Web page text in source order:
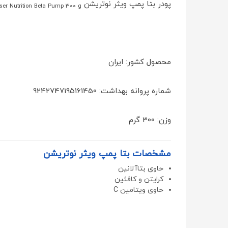
پودر بتا پمپ ویثر نوتریشن Nutrition Beta Pump 300 g
محصول کشور: ایران
شماره پروانه بهداشت: 9242747195161450
وزن: 300 گرم
مشخصات بتا پمپ ویثر نوتریشن
حاوی بتاآلانین
کرایتن و کافئین
حاوی ویتامین C